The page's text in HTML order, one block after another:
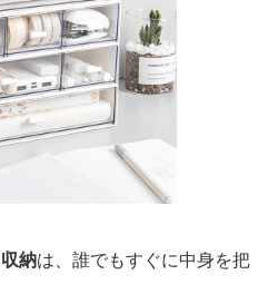
納は、誰でもすぐに中身を把